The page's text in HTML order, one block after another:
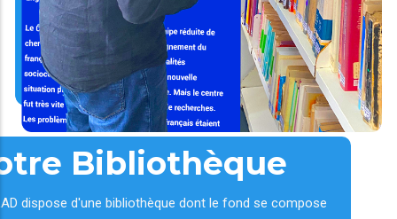
Bibliothèque
dispose d'une bibliothèque dont le fond se compose